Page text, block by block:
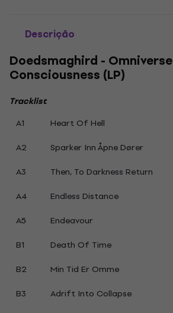
Descrição
Doedsmaghird - Omniverse
Consciousness (LP)
Tracklist
A1
Heart Of Hell
A2
Sparker Inn Åpne Dører
A3
Then, To Darkness Return
A4
Endless Distance
A5
Endeavour
B1
Death Of Time
B2
Min Tid Er Omme
B3
Adrift Into Collapse